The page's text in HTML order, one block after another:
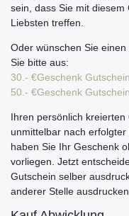
sein, dass Sie mit
Liebsten treffen.
Oder wünschen Sie
Sie bitte aus:
30.- €Geschenk Gutschein
50.- €Geschenk Gutschein
Ihren persönlich
unmittelbar nach
haben Sie Ihr Geschenk
vorliegen. Jetzt
Gutschein selber
anderer Stelle